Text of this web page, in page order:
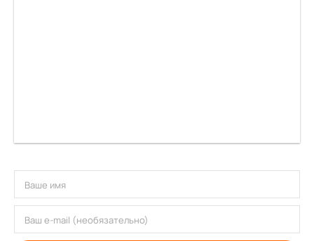
0068
0069